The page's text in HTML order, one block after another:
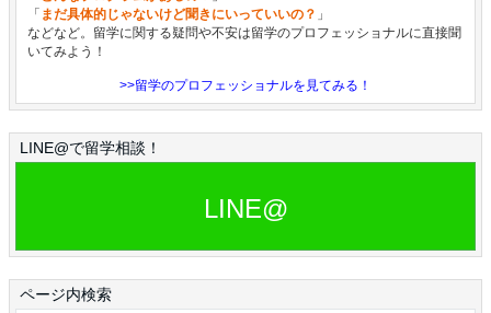
「 まだ具体的じゃないけど聞きにいっていいの？ 」
などなど。留学に関する疑問や不安は留学のプロフェッショナルに直接聞
いてみよう！
>>留学のプロフェッショナルを見てみる！
LINE@で留学相談！
LINE@
ページ内検索